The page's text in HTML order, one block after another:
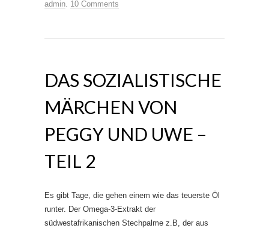
admin. 10 Comments
DAS SOZIALISTISCHE
MÄRCHEN VON
PEGGY UND UWE –
TEIL 2
Es gibt Tage, die gehen einem wie das teuerste Öl
runter. Der Omega-3-Extrakt der
südwestafrikanischen Stechpalme z.B, der aus